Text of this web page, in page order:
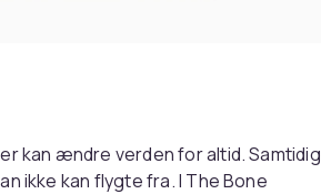
kan ændre verden for altid. Samtidig
ikke kan flygte fra. I The Bone